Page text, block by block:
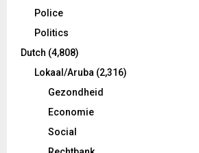
Police
Politics
Dutch (4,808)
Lokaal/Aruba (2,316)
Gezondheid
Economie
Social